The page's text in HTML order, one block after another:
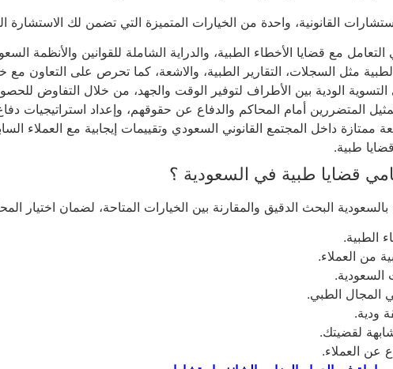
القانونية، واحدة من الخيارات المتميزة التي تضمن لك الاستشارة
مع قضايا الأخطاء الطبية، والدراية الشاملة للقوانين والأنظمة
مثل السجلات، التقارير الطبية، والاشعة، كما تحرص على التعاون مع
الودية بين الأطراف لتوفير الوقت والجهد، من خلال التفاوض
المتضررين أمام المحاكم والدفاع عن حقوقهم، وإعداد استراتيجيات
ممتازة داخل المجتمع القانوني السعودي وتقييمات إيجابية مع العملاء
طبية.
قضايا طبية في السعودية ؟
البحث الدقيق والمقارنة بين الخيارات المتاحة، لضمان اختيار
الطبية.
من العملاء.
السعودية.
المجال الطبي.
ودية.
لقضيتك.
عن العملاء.